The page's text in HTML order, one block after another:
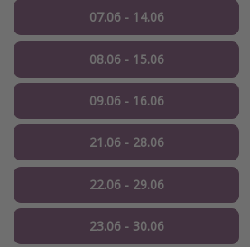
07.06 - 14.06
08.06 - 15.06
09.06 - 16.06
21.06 - 28.06
22.06 - 29.06
23.06 - 30.06